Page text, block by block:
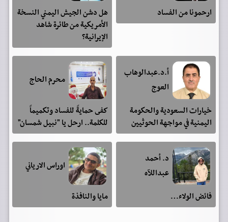
ارحمونا من الفساد
هل دشن الجيش اليمني النسخة
الأمريكية من طائرة شاهد
الإيرانية؟
أ.د.عبدالوهاب
العوج
خيارات السعودية والحكومة
اليمنية في مواجهة الحوثيين
محرم الحاج
كفى حمايةً للفساد وتكميماً
للكلمة.. ارحل يا "نبيل شمسان"
د. أحمد
عبداللآه
فائض الولاء…
اوراس الارياني
مايا والنافذة